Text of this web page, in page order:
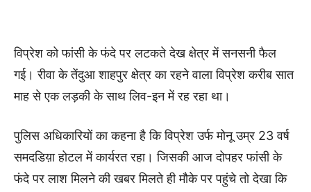
विप्रेश को फांसी के फंदे पर लटकते देख क्षेत्र में सनसनी फैल
गई। रीवा के तेंदुआ शाहपुर क्षेत्र का रहने वाला विप्रेश करीब सात
माह से एक लड़की के साथ लिव-इन में रह रहा था।
पुलिस अधिकारियों का कहना है कि विप्रेश उर्फ मोनू उम्र 23 वर्ष
समदडिय़ा होटल में कार्यरत रहा। जिसकी आज दोपहर फांसी के
फंदे पर लाश मिलने की खबर मिलते ही मौके पर पहुंचे तो देखा कि